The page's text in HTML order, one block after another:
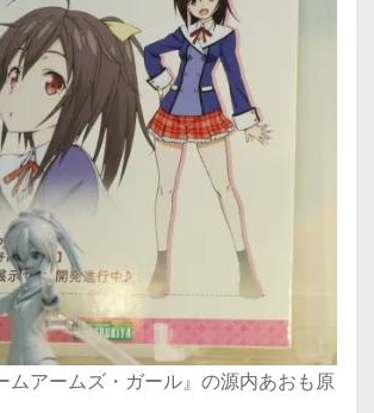
ムアームズ・ガール』の源内あおも原